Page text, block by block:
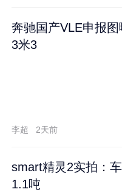
奔驰国产VLE申报
3米3
李超 2天前
smart精灵2实拍：
1.1吨